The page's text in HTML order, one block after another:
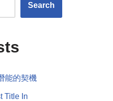
Search
能的契機
Title In